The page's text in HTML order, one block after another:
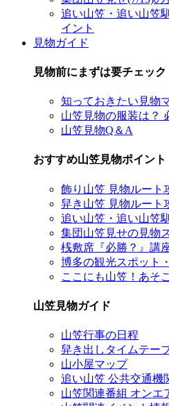
追い山笠・追い山笠
イント
見物ガイド
見物前にまずは要チェック
知っておきたい見物
山笠見物の服装は？
山笠見物Q＆A
おすすめ山笠見物ポイント
飾り山笠 見物ルート
舁き山笠 見物ルート
追い山笠・追い山笠
集団山笠見せの見物
桟敷席『必勝？』講
博多の観光スポット
ここにも山笠！あそ
山笠見物ガイド
山笠行事の日程
舁き出しタイムテー
山小屋マップ
追い山笠 公共交通機
山笠関連番組 オンエ